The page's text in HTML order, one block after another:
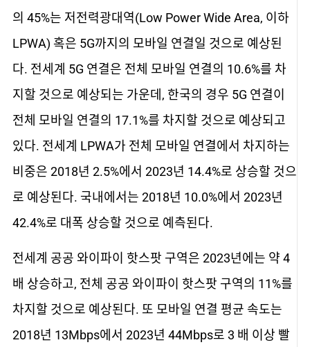
의 45%는 저전력광대역(Low Power Wide Area, 이하
LPWA) 혹은 5G까지의 모바일 연결일 것으로 예상된
다. 전세계 5G 연결은 전체 모바일 연결의 10.6%를 차
지할 것으로 예상되는 가운데, 한국의 경우 5G 연결이
전체 모바일 연결의 17.1%를 차지할 것으로 예상되고
있다. 전세계 LPWA가 전체 모바일 연결에서 차지하는
비중은 2018년 2.5%에서 2023년 14.4%로 상승할 것으
로 예상된다. 국내에서는 2018년 10.0%에서 2023년
42.4%로 대폭 상승할 것으로 예측된다.
전세계 공공 와이파이 핫스팟 구역은 2023년에는 약 4
배 상승하고, 전체 공공 와이파이 핫스팟 구역의 11%를
차지할 것으로 예상된다. 또 모바일 연결 평균 속도는
2018년 13Mbps에서 2023년 44Mbps로 3 배 이상 빨